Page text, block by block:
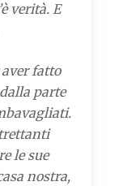
verità. E
fatto
parte
le sue
nostra,